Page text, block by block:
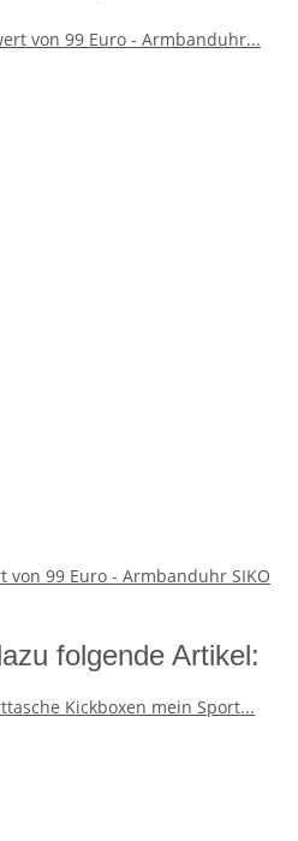
von 99 Euro - Armbanduhr SIKO
folgende Artikel: